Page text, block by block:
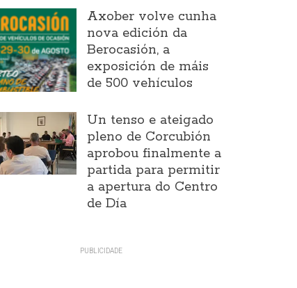
Axober volve cunha
nova edición da
Berocasión, a
exposición de máis
de 500 vehículos
Un tenso e ateigado
pleno de Corcubión
aprobou finalmente a
partida para permitir
a apertura do Centro
de Día